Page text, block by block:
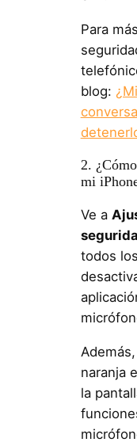
Para
blog:
2.
mi
Ve a
todos
naranja
la